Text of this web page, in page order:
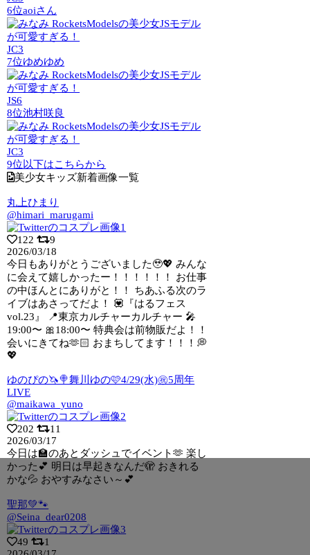
6位aoiさん
JC3
7位ゆめゆめ
JS6
8位池村咲良
JC3
9位以下はこちらから
美少女キッズ新着画像一覧
丸上ひまり
@himari_marugami
122
9
2026/03/18
今日もありがとうございました🥹💖 みんな
に会えて嬉しかったー！！！！！！ お仕事
の中ほんとにありがと！！ ちあふる次のラ
イブはあさってだよ！ 💟『はるフェス
vol.23』 📍東京カルチャーカルチャー 🎤
19:00〜 🎀18:00〜 特典会は前物販だよ！！
会いにきてね🫶🏻 おまちしてます！！！💭
💖
ゆのぴの🦄🍭舞川ゆの🩷4/29(水)㊗5周年
LIVE
@maikawa_yuno
202
11
2026/03/17
今日は🏫のあとダッシュでイベント🫶 楽し
かった💕 明日は早起きなんだ🫣 おきれる
かな💦 おやすみなさい～💕
聖那💚🐾
@Seina_dear0208
49
1